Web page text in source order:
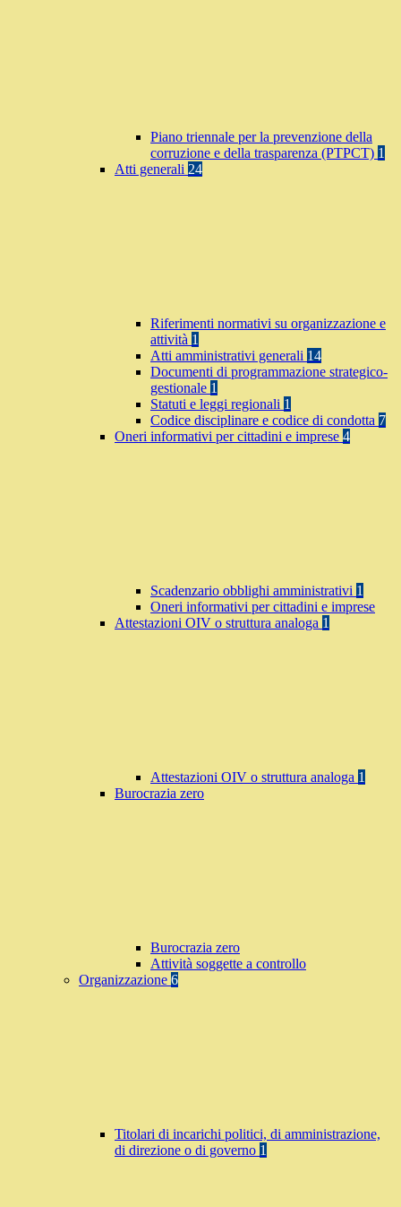
Piano triennale per la prevenzione della
corruzione e della trasparenza (PTPCT) 1
Atti generali 24
Riferimenti normativi su organizzazione e
attività 1
Atti amministrativi generali 14
Documenti di programmazione strategico-
gestionale 1
Statuti e leggi regionali 1
Codice disciplinare e codice di condotta 7
Oneri informativi per cittadini e imprese 4
Scadenzario obblighi amministrativi 1
Oneri informativi per cittadini e imprese
Attestazioni OIV o struttura analoga 1
Attestazioni OIV o struttura analoga 1
Burocrazia zero
Burocrazia zero
Attività soggette a controllo
Organizzazione 6
Titolari di incarichi politici, di amministrazione,
di direzione o di governo 1